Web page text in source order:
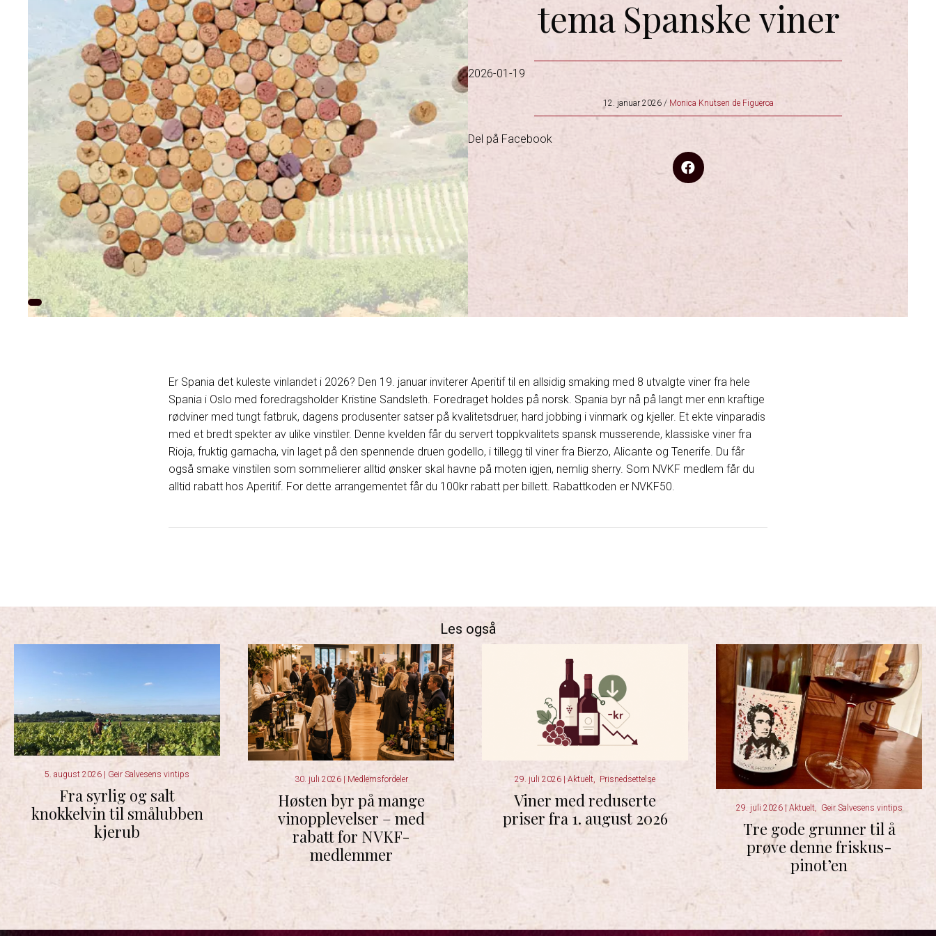
tema Spanske viner
2026-01-19
12. januar 2026 / Monica Knutsen de Figueroa
Del på Facebook
Er Spania det kuleste vinlandet i 2026? Den 19. januar inviterer Aperitif til en allsidig smaking med 8 utvalgte viner fra hele
Spania i Oslo med foredragsholder Kristine Sandsleth. Foredraget holdes på norsk. Spania byr nå på langt mer enn kraftige
rødviner med tungt fatbruk, dagens produsenter satser på kvalitetsdruer, hard jobbing i vinmark og kjeller. Et ekte vinparadis
med et bredt spekter av ulike vinstiler. Denne kvelden får du servert toppkvalitets spansk musserende, klassiske viner fra
Rioja, fruktig garnacha, vin laget på den spennende druen godello, i tillegg til viner fra Bierzo, Alicante og Tenerife. Du får
også smake vinstilen som sommelierer alltid ønsker skal havne på moten igjen, nemlig sherry. Som NVKF medlem får du
alltid rabatt hos Aperitif. For dette arrangementet får du 100kr rabatt per billett. Rabattkoden er NVKF50.
Les også
5. august 2026 Geir Salvesens vintips
Fra syrlig og salt
knokkelvin til smålubben
kjerub
30. juli 2026 | Medlemsfordeler
Høsten byr på mange
vinopplevelser – med
rabatt for NVKF-
medlemmer
29. juli 2026 | Aktuelt Prisnedsettelse
Viner med reduserte
priser fra 1. august 2026
29. juli 2026 | Aktuelt, Geir Salvesens vintips
Tre gode grunner til å
prøve denne friskus-
pinot’en